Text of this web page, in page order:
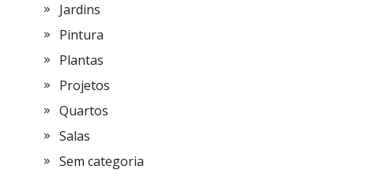
Jardins
Pintura
Plantas
Projetos
Quartos
Salas
Sem categoria